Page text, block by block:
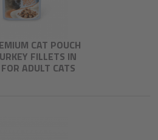
CAT POUCH
FILLETS IN
ADULT CATS